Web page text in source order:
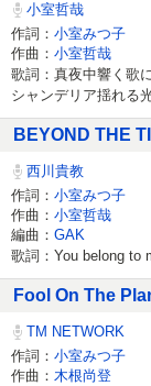
小室哲哉
作詞： 小室みつ子
作曲： 小室哲哉
歌詞：真夜中響く歌
シャンデリア揺れる
BEYOND THE
西川貴教
作詞： 小室みつ子
作曲： 小室哲哉
編曲： GAK
歌詞：You belong to
Fool On The
TM NETWORK
作詞： 小室みつ子
作曲： 木根尚登